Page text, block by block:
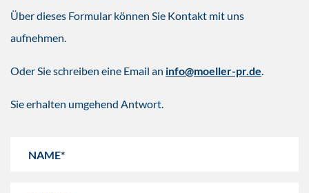
Über dieses Formular können Sie Kontakt mit uns
aufnehmen.
Oder Sie schreiben eine Email an info@moeller-pr.de.
Sie erhalten umgehend Antwort.